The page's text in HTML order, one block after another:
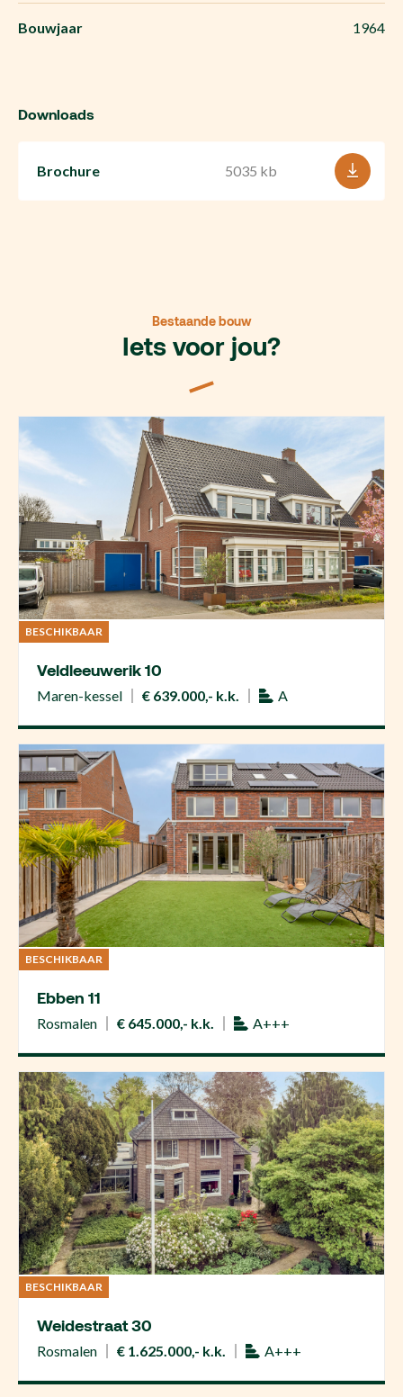
Bouwjaar 1964
Downloads
Brochure 5035 kb
Bestaande bouw
Iets voor jou?
BESCHIKBAAR
Veldleeuwerik 10
Maren-kessel € 639.000,- k.k. A
BESCHIKBAAR
Ebben 11
Rosmalen € 645.000,- k.k. A+++
BESCHIKBAAR
Weidestraat 30
Rosmalen € 1.625.000,- k.k. A+++